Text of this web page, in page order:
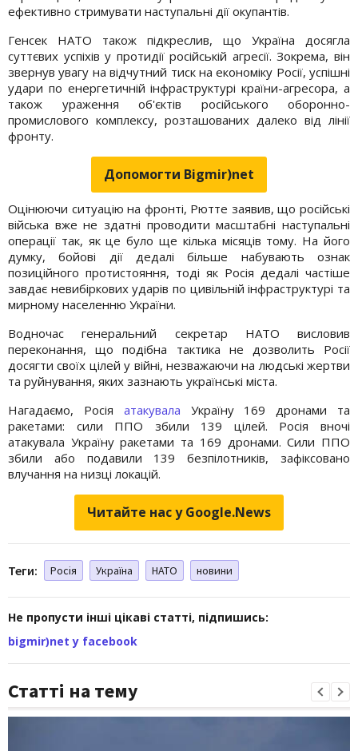
ефективно стримувати наступальні дії окупантів.
Генсек НАТО також підкреслив, що Україна досягла
суттєвих успіхів у протидії російській агресії. Зокрема, він
звернув увагу на відчутний тиск на економіку Росії, успішні
удари по енергетичній інфраструктурі країни-агресора, а
також ураження об'єктів російського оборонно-
промислового комплексу, розташованих далеко від лінії
фронту.
Допомогти Bigmir)net
Оцінюючи ситуацію на фронті, Рютте заявив, що російські
війська вже не здатні проводити масштабні наступальні
операції так, як це було ще кілька місяців тому. На його
думку, бойові дії дедалі більше набувають ознак
позиційного протистояння, тоді як Росія дедалі частіше
завдає невибіркових ударів по цивільній інфраструктурі та
мирному населенню України.
Водночас генеральний секретар НАТО висловив
переконання, що подібна тактика не дозволить Росії
досягти своїх цілей у війні, незважаючи на людські жертви
та руйнування, яких зазнають українські міста.
Нагадаємо, Росія атакувала Україну 169 дронами та
ракетами: сили ППО збили 139 цілей. Росія вночі
атакувала Україну ракетами та 169 дронами. Сили ППО
збили або подавили 139 безпілотників, зафіксовано
влучання на низці локацій.
Читайте нас у Google.News
Теги: Росія Україна НАТО новини
Не пропусти інші цікаві статті, підпишись:
bigmir)net у facebook
Статті на тему